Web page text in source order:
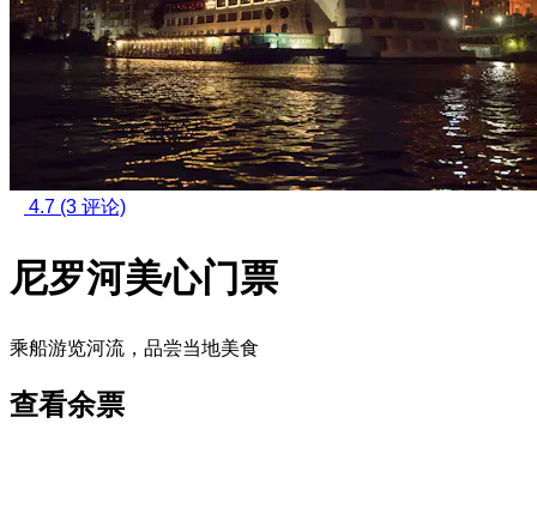
4.7 (3 评论)
尼罗河美心门票
乘船游览河流，品尝当地美食
查看余票